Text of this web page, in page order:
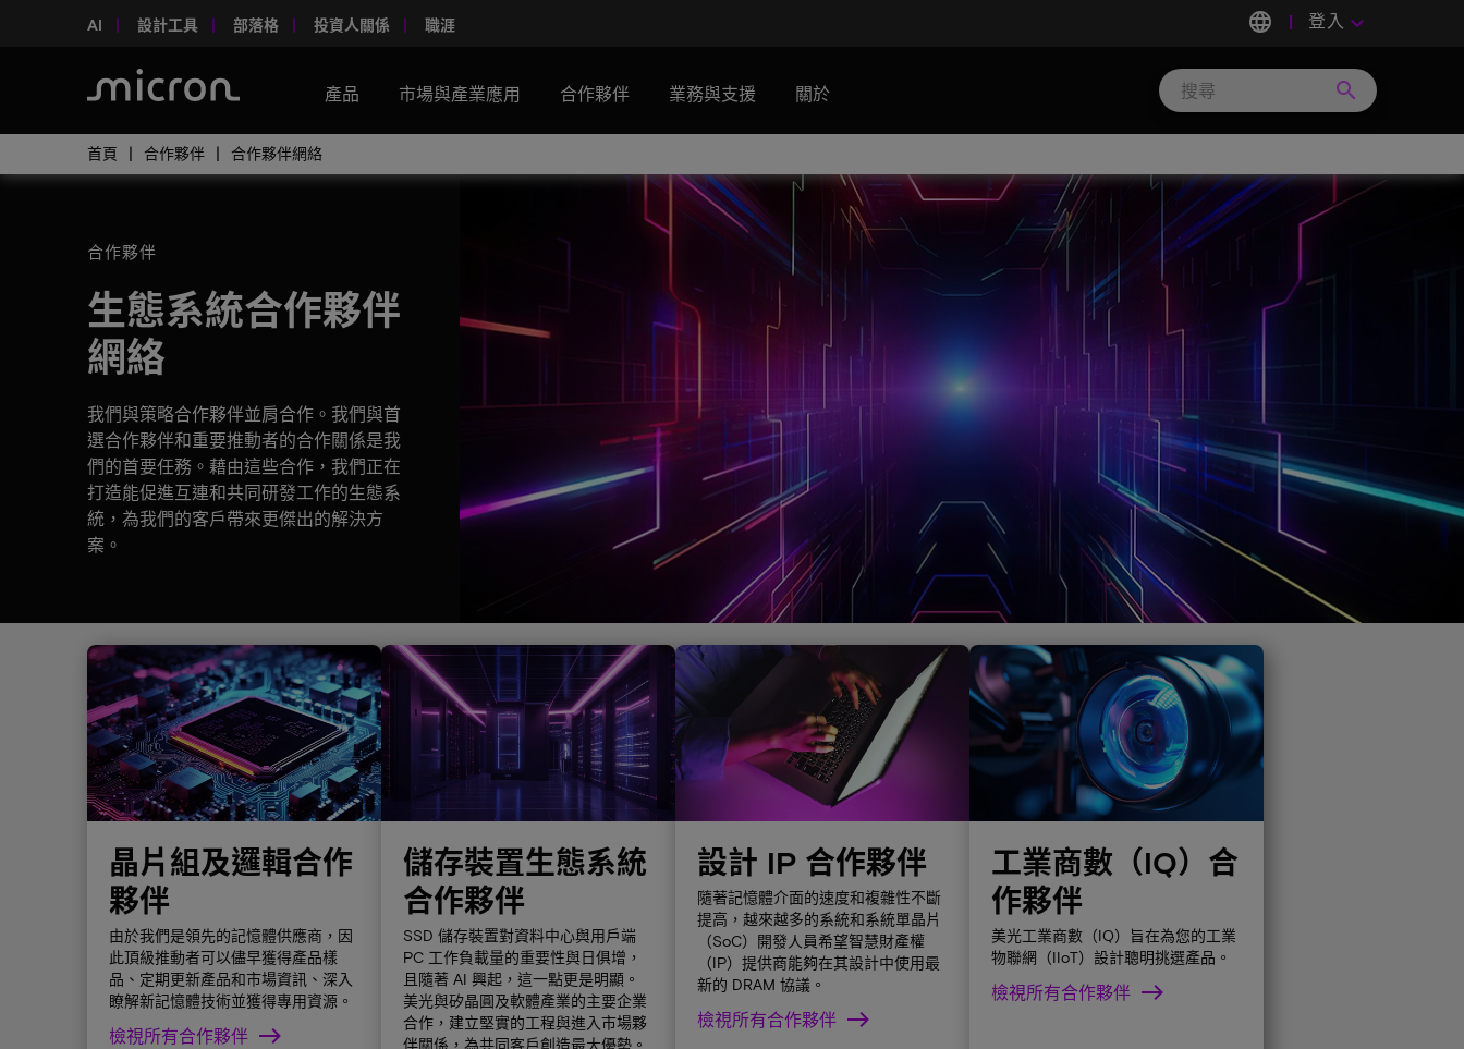
AI 設計工具 部落格 投資人關係 職涯 language 登入 keyboard_arrow_down
產品 市場與產業應用 合作夥伴 業務與支援 關於 search
首頁 合作夥伴 合作夥伴網絡
合作夥伴
生態系統合作夥伴
網絡
我們與策略合作夥伴並肩合作。我們與首
選合作夥伴和重要推動者的合作關係是我
們的首要任務。藉由這些合作，我們正在
打造能促進互連和共同研發工作的生態系
統，為我們的客戶帶來更傑出的解決方
案。
晶片組及邏輯合作
夥伴
由於我們是領先的記憶體供應商，因
此頂級推動者可以儘早獲得產品樣
品、定期更新產品和市場資訊、深入
瞭解新記憶體技術並獲得專用資源。
檢視所有合作夥伴
儲存裝置生態系統
合作夥伴
SSD 儲存裝置對資料中心與用戶端
PC 工作負載量的重要性與日俱增，
且隨著 AI 興起，這一點更是明顯。
美光與矽晶圓及軟體產業的主要企業
合作，建立堅實的工程與進入市場夥
伴關係，為共同客戶創造最大優勢。
設計 IP 合作夥伴
隨著記憶體介面的速度和複雜性不斷
提高，越來越多的系統和系統單晶片
（SoC）開發人員希望智慧財產權
（IP）提供商能夠在其設計中使用最
新的 DRAM 協議。
檢視所有合作夥伴
工業商數（IQ）合
作夥伴
美光工業商數（IQ）旨在為您的工業
物聯網（IIoT）設計聰明挑選產品。
檢視所有合作夥伴